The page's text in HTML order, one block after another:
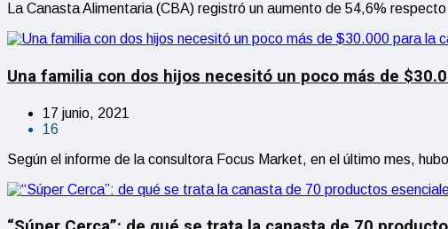
La Canasta Alimentaria (CBA) registró un aumento de 54,6%
Una familia con dos hijos necesitó un poco más de
17 junio, 2021
16
Según el informe de la consultora Focus Market, en el último mes,